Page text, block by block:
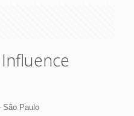
São Paulo